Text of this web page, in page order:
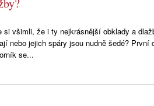
si všimli, že i ty nejkrásnější obklady a
nebo jejich spáry jsou nudně šedé?
se...